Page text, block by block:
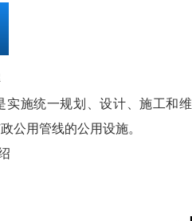
实施统一规划、设计、施工和维
公用管线的公用设施。